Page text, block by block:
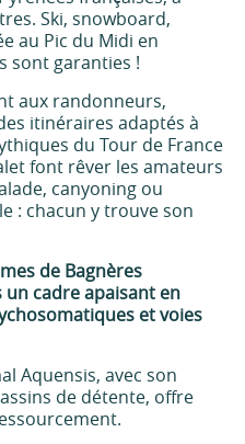
Ski, snowboard,
au Pic du Midi en
sont garanties !
aux randonneurs,
itinéraires adaptés à
du Tour de France
font rêver les amateurs
canyoning ou
: chacun y trouve son
de Bagnères
cadre apaisant en
et voies
Aquensis, avec son
de détente, offre